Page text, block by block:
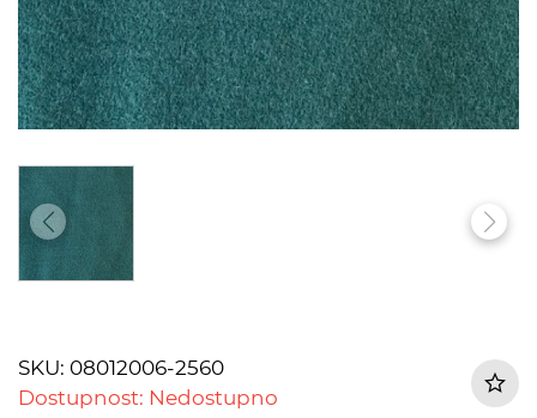
SKU: 08012006-2560
Dostupnost: Nedostupno